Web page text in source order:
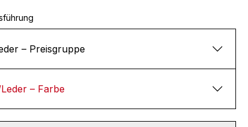
– Preisgruppe
– Farbe